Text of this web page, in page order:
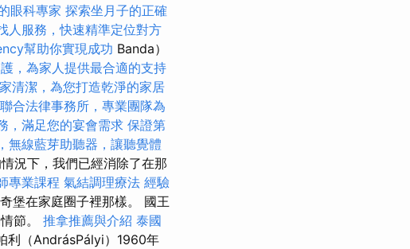
眼科專家 探索坐月子的正確
人服務，快速精準定位對方
幫助你實現成功 Banda）
，為家人提供最合適的支持
清潔，為您打造乾淨的家居
聯合法律事務所，專業團隊為
，滿足您的宴會需求 保證第
無線藍芽助聽器，讓聽覺體
況下，我們已經消除了在那
專業課程 氣結調理療法 經驗
堡在家庭圈子裡那樣。 國王
節。 推拿推薦與介紹 泰國
利（AndrásPályi）1960年